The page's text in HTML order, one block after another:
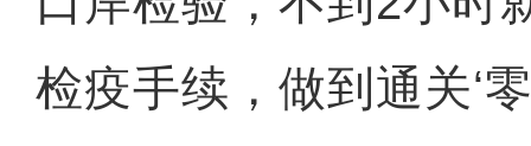
检疫手续，做到通关‘